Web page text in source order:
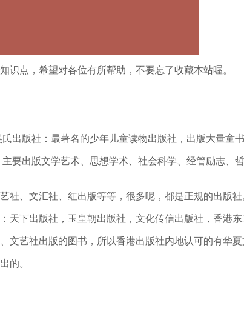
点，希望对各位有所帮助，不要忘了收藏本站喔。
出版社：最著名的少年儿童读物出版社，出版大量童书
要出版文学艺术、思想学术、社会科学、经管励志、
、文汇社、红出版等等，很多呢，都是正规的出版社
下出版社，玉皇朝出版社，文化传信出版社，香港东
艺社出版的图书，所以香港出版社内地认可的有华夏
的。